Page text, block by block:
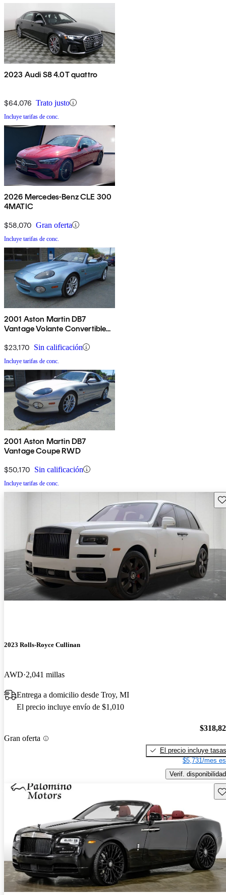
2023 Audi S8 4.0T quattro
$64,076 Trato justo
Incluye tarifas de conc.
2026 Mercedes-Benz CLE 300
4MATIC
$58,070 Gran oferta
Incluye tarifas de conc.
2001 Aston Martin DB7
Vantage Volante Convertible
$23,170 Sin calificación
Incluye tarifas de conc.
2001 Aston Martin DB7
Vantage Coupe RWD
$50,170 Sin calificación
Incluye tarifas de conc.
2023 Rolls-Royce Cullinan
AWD 2,041 millas
Entrega a domicilio desde Troy, MI
El precio incluye envío de $1,010
Gran oferta
El precio incluye tasas
$5,731/mes
Verif. disponibilidad